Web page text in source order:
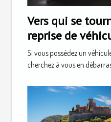
Vers qui se
reprise de
Si vous possédez un
cherchez à vous en